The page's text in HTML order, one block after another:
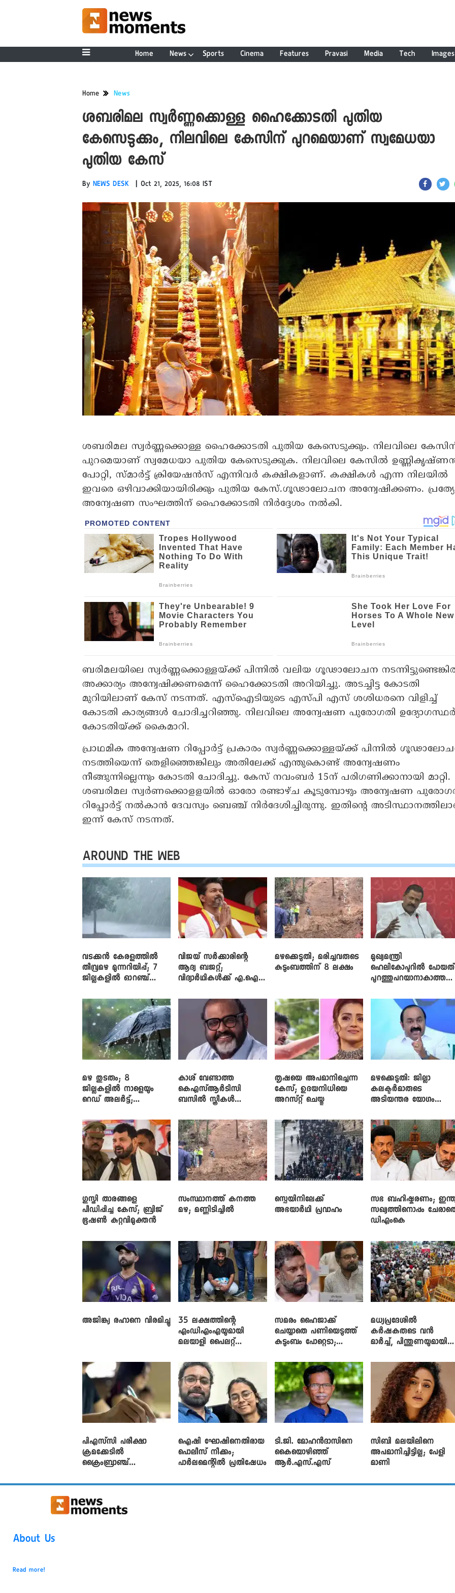
Home News Sports Cinema Features Pravasi Media Tech Images
Home News
ശബരിമല സ്വർണ്ണക്കൊള്ള ഹൈക്കോടതി പുതിയ
കേസെടുക്കും, നിലവിലെ കേസിന് പുറമെയാണ് സ്വമേധയാ
പുതിയ കേസ്
By NEWS DESK | Oct 21, 2025, 16:08 IST
ശബരിമല സ്വർണ്ണക്കൊള്ള ഹൈക്കോടതി പുതിയ കേസെടുക്കും. നിലവിലെ
പുറമെയാണ് സ്വമേധയാ പുതിയ കേസെടുക്കുക. നിലവിലെ കേസിൽ
പോറ്റി, സ്മാർട്ട് ക്രിയേഷൻസ് എന്നിവർ കക്ഷികളാണ്. കക്ഷികൾ എന്ന നിലയിൽ
ഇവരെ ഒഴിവാക്കിയായിരിക്കും പുതിയ കേസ്.ഗൂഢാലോചന അന്വേഷിക്കണം.
അന്വേഷണ സംഘത്തിന് ഹൈക്കോടതി നിർദ്ദേശം നൽകി.
ബരിമലയിലെ സ്വർണ്ണക്കൊള്ളയ്ക്ക് പിന്നിൽ വലിയ ഗൂഢാലോചന
അക്കാര്യം അന്വേഷിക്കണമെന്ന് ഹൈക്കോടതി അറിയിച്ചു. അടച്ചിട്ട കോടതി
മുറിയിലാണ് കേസ് നടന്നത്. എസ്ഐടിയുടെ എസ്പി എസ് ശശിധരനെ വിളിച്ച്
കോടതി കാര്യങ്ങൾ ചോദിച്ചറിഞ്ഞു. നിലവിലെ അന്വേഷണ പുരോ​ഗതി ഉദ്യോ​ഗസ്ഥർ
കോടതിയ്ക്ക് കൈമാറി.
പ്രാഥമിക അന്വേഷണ റിപ്പോർട്ട് പ്രകാരം സ്വർണ്ണക്കൊള്ളയ്ക്ക് പിന്നിൽ
നടത്തിയെന്ന് തെളിഞ്ഞെങ്കിലും അതിലേക്ക് എന്തുകൊണ്ട് അന്വേഷണം
നീങ്ങുന്നില്ലെന്നും കോടതി ചോദിച്ചു. കേസ് നവംബർ 15ന് പരിഗണിക്കാനായി മാറ്റി.
ശബരിമല സ്വർണക്കൊളളയിൽ ഓരോ രണ്ടാഴ്ച കൂടുമ്പോഴും അന്വേഷണ
റിപ്പോർട്ട് നൽകാൻ ദേവസ്വം ബെഞ്ച് നിർദേശിച്ചിരുന്നു. ഇതിൻ്റെ
ഇന്ന് കേസ് നടന്നത്.
AROUND THE WEB
വടക്കൻ കേരളത്തിൽ
തീവ്രമഴ മുന്നറിയിപ്പ്; 7
ജില്ലകളിൽ ഓറഞ്ച്
വിജയ് സർക്കാരിന്റെ
ആദ്യ ബജറ്റ്;
വിദ്യാർഥികൾക്ക് എ.ഐ
ലാപ്ടോപ്പുകളും
മഴക്കെടുതി; മരിച്ചവരുടെ
കുടുംബത്തിന് 8 ലക്ഷം
മുഖ്യമന്ത്രി
ഹെലികോപ്ടറിൽ പോയത്
പുറത്തുപറയാനാകാത്ത
ഗോവിന്ദൻ
മഴ തുടരും; 8
ജില്ലകളിൽ നാളെയും
റെഡ് അലർട്ട്;
അലർട്ട്
കാശ് വേണ്ടാത്ത
കെഎസ്ആർടിസി
ബസിൽ സ്ത്രീകൾ
ജോൺ
തൃഷയെ അപമാനിച്ചെന്ന
കേസ്; ഉദയനിധിയെ
അറസ്റ്റ് ചെയ്തു
മഴക്കെടുതി: ജില്ലാ
കലക്ടർമാരുടെ
അടിയന്തര യോഗം
​ഗുസ്തി താരങ്ങളെ
പീഡിപ്പിച്ച കേസ്; ബ്രിജ്
ഭൂഷൺ കുറ്റവിമുക്തൻ
സംസ്ഥാനത്ത് കനത്ത
മഴ; മണ്ണിടിച്ചിൽ
സ്പെയിനിലേക്ക്
അഭയാർഥി പ്രവാഹം
സഭ ബഹിഷ്കരണം;
സഖ്യത്തിനൊപ്പം
ഡിഎംകെ
അജിങ്ക്യ രഹാനെ വിരമിച്ചു
35 ലക്ഷത്തിന്റെ
എംഡിഎംഎയുമായി
മലയാളി പൈലറ്റ്
സമരം ഹൈജാക്ക്
ചെയ്യാതെ പണിയെടുത്ത്
കുടുംബം പോറ്റെടാ;
വിനായകൻ
മധ്യപ്രദേശിൽ
കർഷകരുടെ വൻ
മാർച്ച്, പിന്തുണയുമായി
പിഎസ്‌സി പരീക്ഷാ
ക്രമക്കേ‌ടിൽ
ക്രൈംബ്രാഞ്ച്
ഐഷി ഘോഷിനെതിരായ
പൊലീസ് നീക്കം;
പാര്‍ലമെന്റിൽ പ്രതിഷേധം
ടി.ജി. മോഹൻദാസിനെ
കൈയൊഴിഞ്ഞ്
ആർ.എസ്.എസ്
സിബി മലയിലിനെ
അപമാനിച്ചിട്ടില്ല; പേളി
മാണി
About Us
Read more!